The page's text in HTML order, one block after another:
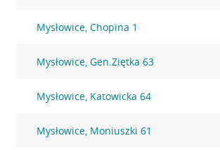
Mysłowice, Chopina 1
Mysłowice, Gen.Ziętka 63
Mysłowice, Katowicka 64
Mysłowice, Moniuszki 61